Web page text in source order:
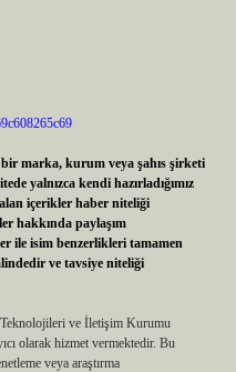
marka, kurum veya şahıs şirketi
yalnızca kendi hazırladığımız
içerikler haber niteliği
hakkında paylaşım
ile isim benzerlikleri tamamen
ve tavsiye niteliği
ve İletişim Kurumu
olarak hizmet vermektedir. Bu
veya araştırma